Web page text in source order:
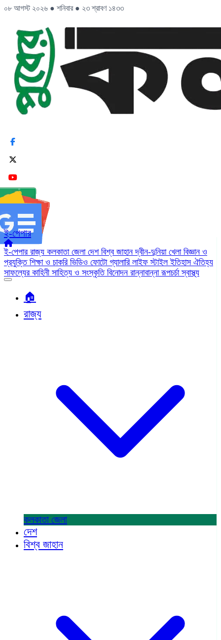
০৮ আগস্ট ২০২৬ ● শনিবার ● ২৩ শ্রাবণ ১৪৩৩
ই-পেপার
ই-পেপার রাজ্য কলকাতা জেলা দেশ বিশ্ব জাহানদ্বীন-দুনিয়া খেলা বিজ্ঞান ও
প্রযুক্তি শিক্ষা ও চাকরি ভিডিও ফোটো গ্যালারি লাইফ স্টাইলইতিহাস ঐতিহ্য
সাফল্যের কাহিনী সাহিত্য ও সংস্কৃতি বিনোদন রান্নাবান্নারূপচর্চাস্বাস্থ্য
🏠︎
রাজ্য
কলকাতা জেলা
দেশ
বিশ্ব জাহান